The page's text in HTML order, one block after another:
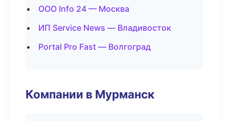
ООО Info 24 — Москва
ИП Service News — Владивосток
Portal Pro Fast — Волгоград
Компании в Мурманск